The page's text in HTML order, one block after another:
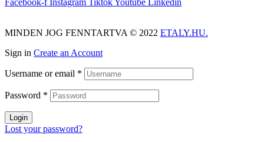
Facebook-f Instagram TiktokYoutube Linkedin
MINDEN JOG FENNTARTVA © 2022 ETALY.HU.
Sign in Create an Account
Username or email *
Password *
Login
Lost your password?